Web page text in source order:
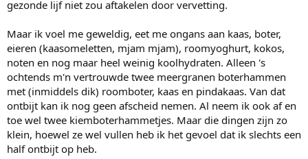
gezonde lijf niet zou aftakelen door vervetting.
Maar ik voel me geweldig, eet me ongans aan kaas, boter,
eieren (kaasomeletten, mjam mjam), roomyoghurt, kokos,
noten en nog maar heel weinig koolhydraten. Alleen 's
ochtends m'n vertrouwde twee meergranen boterhammen
met (inmiddels dik) roomboter, kaas en pindakaas. Van dat
ontbijt kan ik nog geen afscheid nemen. Al neem ik ook af en
toe wel twee kiemboterhammetjes. Maar die dingen zijn zo
klein, hoewel ze wel vullen heb ik het gevoel dat ik slechts een
half ontbijt op heb.